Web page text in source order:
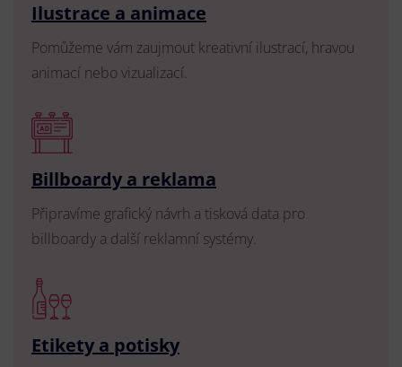
Ilustrace a animace
Pomůžeme vám zaujmout kreativní ilustrací, hravou
animací nebo vizualizací.
Billboardy a reklama
Připravíme grafický návrh a tisková data pro
billboardy a další reklamní systémy.
Etikety a potisky